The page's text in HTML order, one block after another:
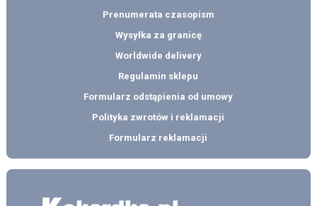
Prenumerata czasopism
Wysyłka za granicę
Worldwide delivery
Regulamin sklepu
Formularz odstąpienia od umowy
Polityka zwrotów i reklamacji
Formularz reklamacji